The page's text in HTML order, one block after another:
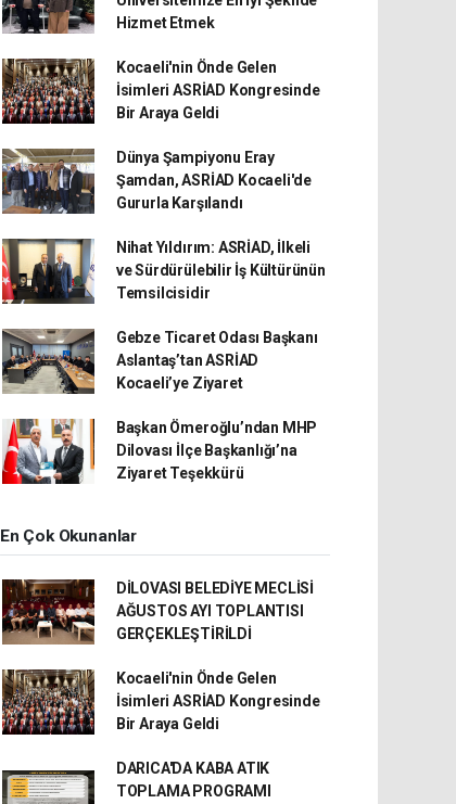
Hizmet Etmek
Kocaeli'nin Önde Gelen
İsimleri ASRİAD Kongresinde
Bir Araya Geldi
Dünya Şampiyonu Eray
Şamdan, ASRİAD Kocaeli'de
Gururla Karşılandı
Nihat Yıldırım: ASRİAD, İlkeli
ve Sürdürülebilir İş Kültürünün
Temsilcisidir
Gebze Ticaret Odası Başkanı
Aslantaş’tan ASRİAD
Kocaeli’ye Ziyaret
Başkan Ömeroğlu’ndan MHP
Dilovası İlçe Başkanlığı’na
Ziyaret Teşekkürü
En Çok Okunanlar
DİLOVASI BELEDİYE MECLİSİ
AĞUSTOS AYI TOPLANTISI
GERÇEKLEŞTİRİLDİ
Kocaeli'nin Önde Gelen
İsimleri ASRİAD Kongresinde
Bir Araya Geldi
DARICA'DA KABA ATIK
TOPLAMA PROGRAMI